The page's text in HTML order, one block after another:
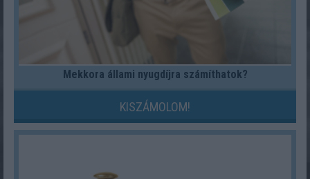
Mekkora állami nyugdíjra számíthatok?
KISZÁMOLOM!